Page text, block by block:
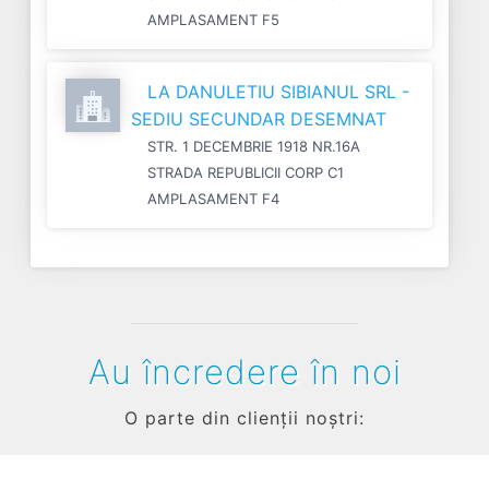
AMPLASAMENT F5
LA DANULETIU SIBIANUL SRL -
SEDIU SECUNDAR DESEMNAT
STR. 1 DECEMBRIE 1918 NR.16A
STRADA REPUBLICII CORP C1
AMPLASAMENT F4
Au încredere în noi
O parte din clienții noștri: